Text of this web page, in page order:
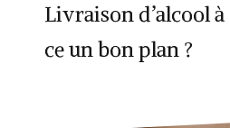
Livraison d’alcool
ce un bon plan ?